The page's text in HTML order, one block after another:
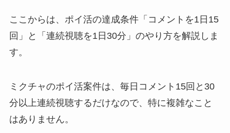
ここからは、ポイ活の達成条件「コメントを1日15
回」と「連続視聴を1日30分」のやり方を解説しま
す。
ミクチャのポイ活案件は、毎日コメント15回と30
分以上連続視聴するだけなので、特に複雑なこと
はありません。